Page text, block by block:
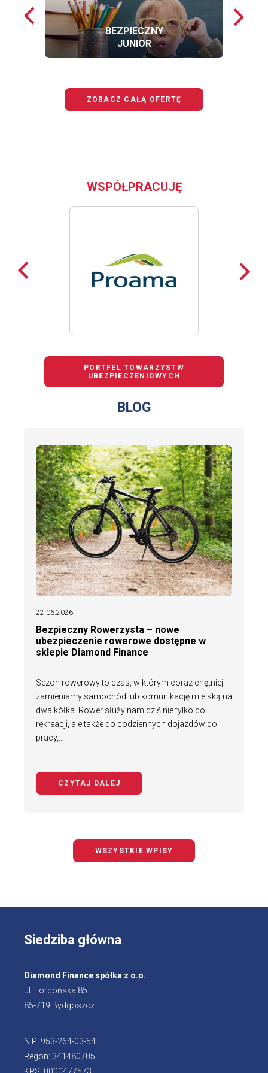
Poprzednie
loga
BEZPIECZNY
JUNIOR
loga
ZOBACZ CAŁĄ OFERTĘ
WSPÓŁPRACUJĘ
Poprzednie
loga
loga
PORTFEL TOWARZYSTW
UBEZPIECZENIOWYCH
BLOG
22.06.2026
Bezpieczny Rowerzysta – nowe
ubezpieczenie rowerowe dostępne w
sklepie Diamond Finance
Sezon rowerowy to czas, w którym coraz chętniej
zamieniamy samochód lub komunikację miejską na
dwa kółka. Rower służy nam dziś nie tylko do
rekreacji, ale także do codziennych dojazdów do
pracy,…
CZYTAJ DALEJ
WSZYSTKIE WPISY
Siedziba główna
Diamond Finance spółka z o.o.
ul. Fordońska 85
85-719 Bydgoszcz
NIP: 953-264-03-54
Regon: 341480705